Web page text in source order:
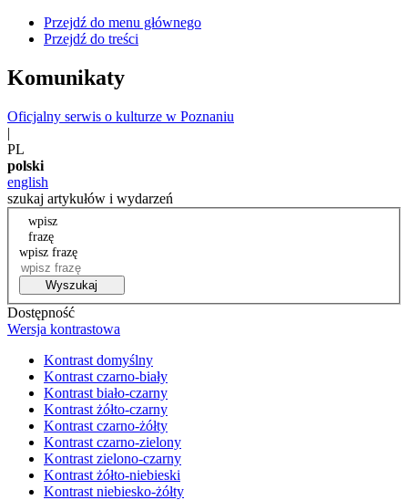
Przejdź do menu głównego
Przejdź do treści
Komunikaty
Oficjalny serwis o kulturze w Poznaniu
|
PL
polski
english
szukaj artykułów i wydarzeń
wpisz
frazę
wpisz frazę
Wyszukaj
Dostępność
Wersja kontrastowa
Kontrast domyślny
Kontrast czarno-biały
Kontrast biało-czarny
Kontrast żółto-czarny
Kontrast czarno-żółty
Kontrast czarno-zielony
Kontrast zielono-czarny
Kontrast żółto-niebieski
Kontrast niebiesko-żółty